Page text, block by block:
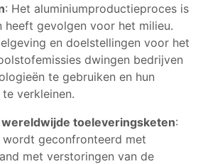
: Het aluminiumproductieproces is
heeft gevolgen voor het milieu.
en doelstellingen voor het
dwingen bedrijven
te gebruiken en hun
verkleinen.
toeleveringsketen:
wordt geconfronteerd met
met verstoringen van de